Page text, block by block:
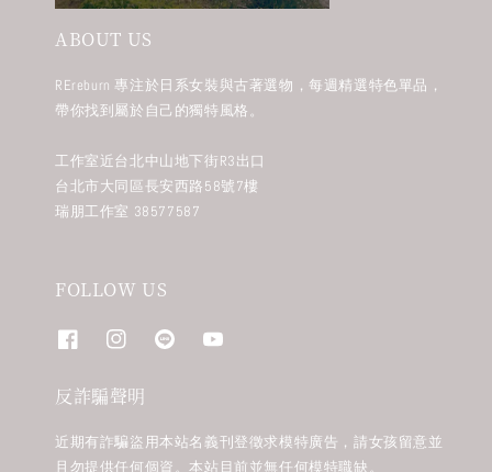
ABOUT US
REreburn 專注於日系女裝與古著選物，每週精選特色單品，
帶你找到屬於自己的獨特風格。
工作室近台北中山地下街R3出口
台北市大同區長安西路58號7樓
瑞朋工作室 38577587
FOLLOW US
反詐騙聲明
近期有詐騙盜用本站名義刊登徵求模特廣告，請女孩留意並
且勿提供任何個資。本站目前並無任何模特職缺。